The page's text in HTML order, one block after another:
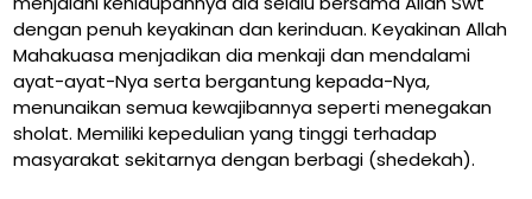
dengan penuh keyakinan dan kerinduan. Keyakinan Allah
Mahakuasa menjadikan dia menkaji dan mendalami
ayat-ayat-Nya serta bergantung kepada-Nya,
menunaikan semua kewajibannya seperti menegakan
sholat. Memiliki kepedulian yang tinggi terhadap
masyarakat sekitarnya dengan berbagi (shedekah).